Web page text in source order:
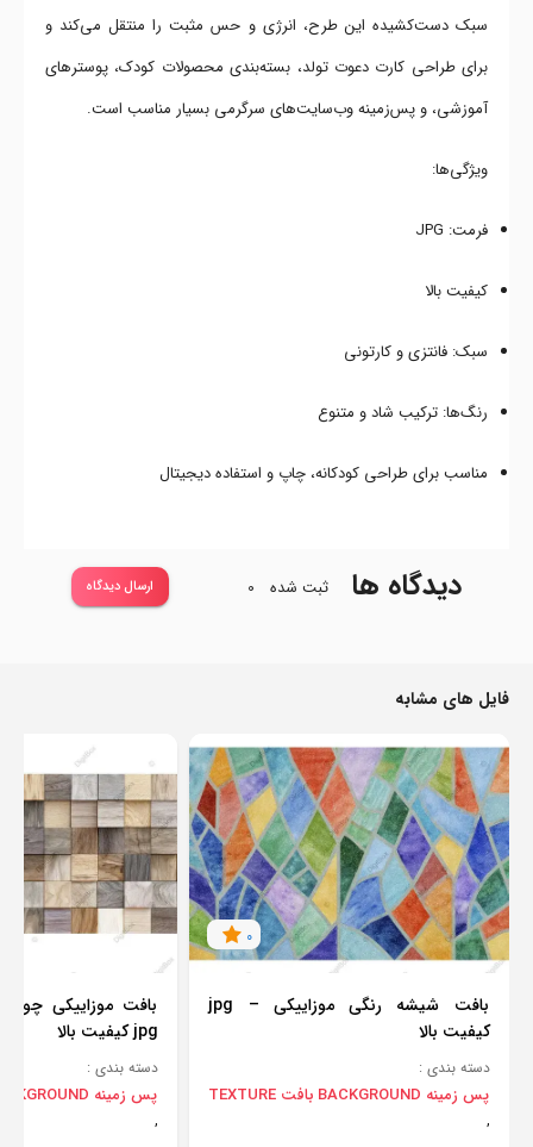
سبک دست‌کشیده این طرح، انرژی و حس مثبت را منتقل می‌کند و
برای طراحی کارت دعوت تولد، بسته‌بندی محصولات کودک، پوسترهای
آموزشی، و پس‌زمینه وب‌سایت‌های سرگرمی بسیار مناسب است.
ویژگی‌ها:
فرمت: JPG
کیفیت بالا
سبک: فانتزی و کارتونی
رنگ‌ها: ترکیب شاد و متنوع
مناسب برای طراحی کودکانه، چاپ و استفاده دیجیتال
دیدگاه ها ثبت شده 0 ارسال دیدگاه
فایل های مشابه
0
بافت شیشه رنگی موزاییکی – jpg
کیفیت بالا
دسته بندی :
پس زمینه BACKGROUND
,
بافت TEXTURE
بافت موزاییکی
jpg کیفیت بالا
دسته بندی :
پس زمینه BACKGROUND
,